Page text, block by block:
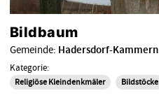
Bildbaum
Gemeinde: Hadersdorf-Kammern
Kategorie:
Religiöse Kleindenkmäler
Bildstöcke